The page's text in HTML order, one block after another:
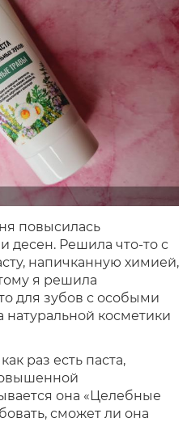
повысилась
десен. Решила что-то с
напичканную химией,
я решила
для зубов с особыми
косметики
раз есть паста,
она «Целебные
сможет ли она